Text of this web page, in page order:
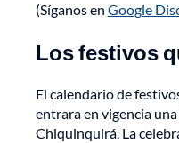
(Síganos en Google
Los festivos
El calendario de
entrara en vigencia
Chiquinquirá. La